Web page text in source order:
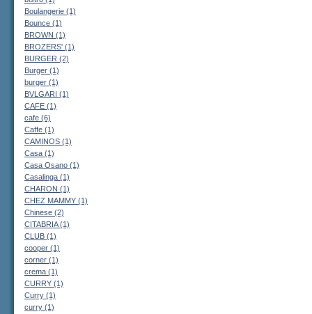
Boulangerie (1)
Bounce (1)
BROWN (1)
BROZERS' (1)
BURGER (2)
Burger (1)
burger (1)
BVLGARI (1)
CAFE (1)
cafe (6)
Caffe (1)
CAMINOS (1)
Casa (1)
Casa Osano (1)
Casalinga (1)
CHARON (1)
CHEZ MAMMY (1)
Chinese (2)
CITABRIA (1)
CLUB (1)
cooper (1)
corner (1)
crema (1)
CURRY (1)
Curry (1)
curry (1)